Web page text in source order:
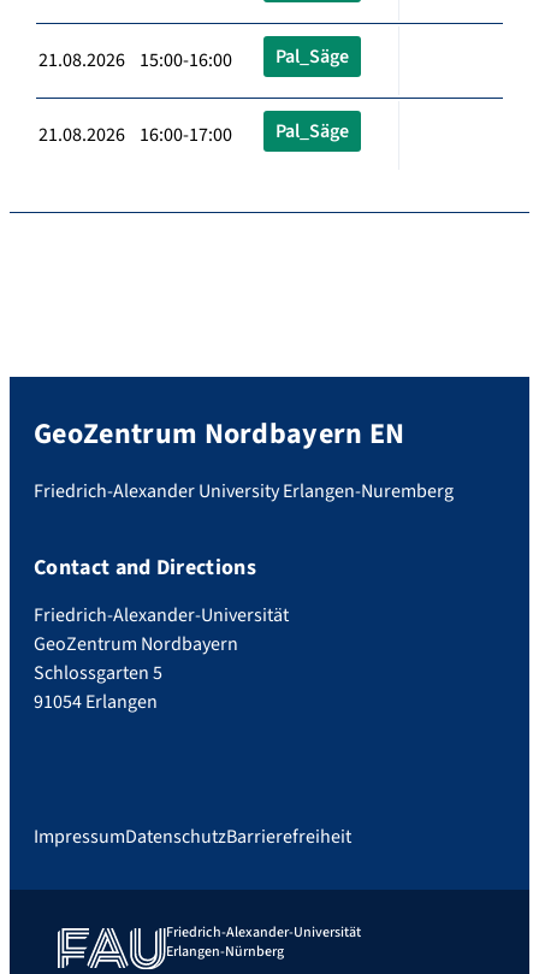
21.08.2026 15:00-16:00 Pal_Säge
21.08.2026 16:00-17:00 Pal_Säge
GeoZentrum Nordbayern EN
Friedrich-Alexander University Erlangen-Nuremberg
Contact and Directions
Friedrich-Alexander-Universität
GeoZentrum Nordbayern
Schlossgarten 5
91054 Erlangen
ImpressumDatenschutzBarrierefreiheit
Friedrich-Alexander-Universität
Erlangen-Nürnberg